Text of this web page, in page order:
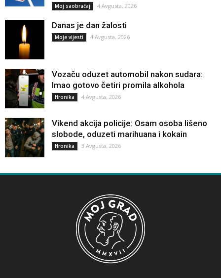
Moj saobraćaj 4 Avgusta, 2026
Danas je dan žalosti
Moje vijesti 4 Avgusta, 2026
Vozaču oduzet automobil nakon sudara:
Imao gotovo četiri promila alkohola
Hronika 4 Avgusta, 2026
Vikend akcija policije: Osam osoba lišeno
slobode, oduzeti marihuana i kokain
Hronika 3 Avgusta, 2026